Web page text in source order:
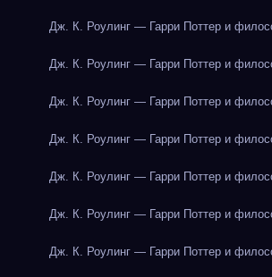
Дж. К. Роулинг — Гарри Поттер и
Дж. К. Роулинг — Гарри Поттер и
Дж. К. Роулинг — Гарри Поттер и
Дж. К. Роулинг — Гарри Поттер и
Дж. К. Роулинг — Гарри Поттер и
Дж. К. Роулинг — Гарри Поттер и
Дж. К. Роулинг — Гарри Поттер и